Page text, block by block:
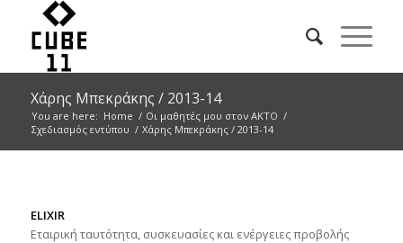
Xάρης Μπεκράκης / 2013-14
You are here: Home / Οι μαθητές μου στον ΑΚΤΟ /
Σχεδιασμός εντύπου / Xάρης Μπεκράκης / 2013-14
ELIXIR
Εταιρική ταυτότητα, συσκευασίες και ενέργειες προβολής